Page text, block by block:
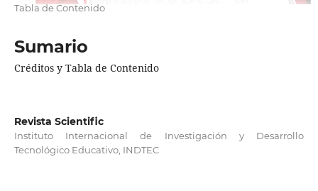
Tabla de Contenido
Sumario
Créditos y Tabla de Contenido
Revista Scientific
Instituto Internacional de Investigación y Desarrollo
Tecnológico Educativo, INDTEC